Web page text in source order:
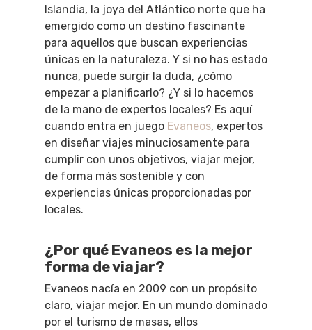
Islandia, la joya del Atlántico norte que ha
emergido como un destino fascinante
para aquellos que buscan experiencias
únicas en la naturaleza. Y si no has estado
nunca, puede surgir la duda, ¿cómo
empezar a planificarlo? ¿Y si lo hacemos
de la mano de expertos locales? Es aquí
cuando entra en juego Evaneos, expertos
en diseñar viajes minuciosamente para
cumplir con unos objetivos, viajar mejor,
de forma más sostenible y con
experiencias únicas proporcionadas por
locales.
¿Por qué Evaneos es la mejor
forma de viajar?
Evaneos nacía en 2009 con un propósito
claro, viajar mejor. En un mundo dominado
por el turismo de masas, ellos